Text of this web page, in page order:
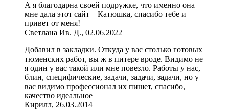
А я благодарна своей подружке, что именно она
мне дала этот сайт – Катюшка, спасибо тебе и
привет от меня!
Светлана Ив. Д., 02.06.2022
Добавил в закладки. Откуда у вас столько готовых
тюменских работ, вы ж в питере вроде. Видимо не
я один у вас такой или мне повезло. Работы у нас,
блин, специфические, задачи, задачи, задачи, но у
вас видимо профессионал их пишет, спасибо,
качество идеальное
Кирилл, 26.03.2014